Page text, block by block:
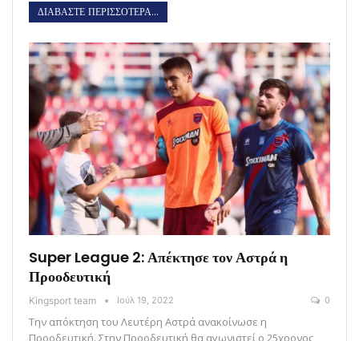
ΔΙΑΒΑΣΤΕ ΠΕΡΙΣΣΟΤΕΡΑ...
Super League 2: Απέκτησε τον Αστρά η
Προοδευτική
Kingsport team Ιούλ 19, 2022 0
Την απόκτηση του Λευτέρη Αστρά ανακοίνωσε η
Προοδευτική. Στην Προοδευτική θα αγωνιστεί ο 25χρονος